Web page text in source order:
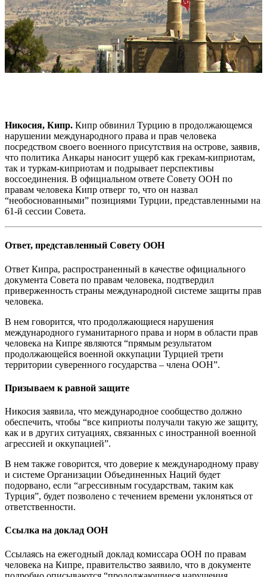
Никосия, Кипр. Кипр обвинил Турцию в продолжающемся
нарушении международного права и прав человека
посредством своего военного присутствия на острове, заявив,
что политика Анкары наносит ущерб как грекам-киприотам,
так и туркам-киприотам и подрывает перспективы
воссоединения. В официальном ответе Совету ООН по
правам человека Кипр отверг то, что он назвал
“необоснованными” позициями Турции, представленными на
61-й сессии Совета.
Ответ, представленный Совету ООН
Ответ Кипра, распространенный в качестве официального
документа Совета по правам человека, подтвердил
приверженность страны международной системе защиты прав
человека.
В нем говорится, что продолжающиеся нарушения
международного гуманитарного права и норм в области прав
человека на Кипре являются “прямым результатом
продолжающейся военной оккупации Турцией трети
территории суверенного государства – члена ООН”.
Призываем к равной защите
Никосия заявила, что международное сообщество должно
обеспечить, чтобы “все киприоты получали такую же защиту,
как и в других ситуациях, связанных с иностранной военной
агрессией и оккупацией”.
В нем также говорится, что доверие к международному праву
и системе Организации Объединенных Наций будет
подорвано, если “агрессивным государствам, таким как
Турция”, будет позволено с течением времени уклоняться от
ответственности.
Ссылка на доклад ООН
Ссылаясь на ежегодный доклад комиссара ООН по правам
человека на Кипре, правительство заявило, что в документе